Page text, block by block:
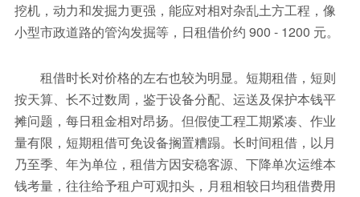
挖机，动力和发掘力更强，能应对相对杂乱土方工程，像
小型市政道路的管沟发掘等，日租借价约 900 - 1200 元。
租借时长对价格的左右也较为明显。短期租借，短则
按天算、长不过数周，鉴于设备分配、运送及保护本钱平
摊问题，每日租金相对昂扬。但假使工程工期紧凑、作业
量有限，短期租借可免设备搁置糟蹋。长时间租借，以月
乃至季、年为单位，租借方因安稳客源、下降单次运维本
钱考量，往往给予租户可观扣头，月租相较日均租借费用